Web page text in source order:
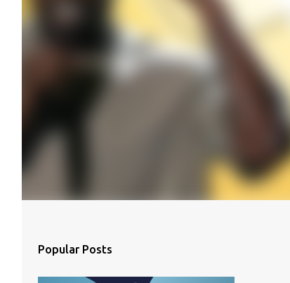
Popular Posts